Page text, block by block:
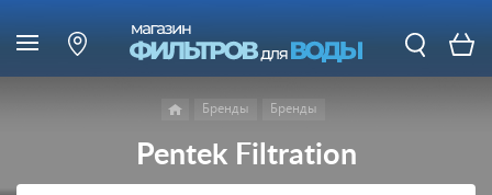
Бренды Бренды
Pentek Filtration